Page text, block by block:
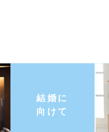
結婚に
向けて